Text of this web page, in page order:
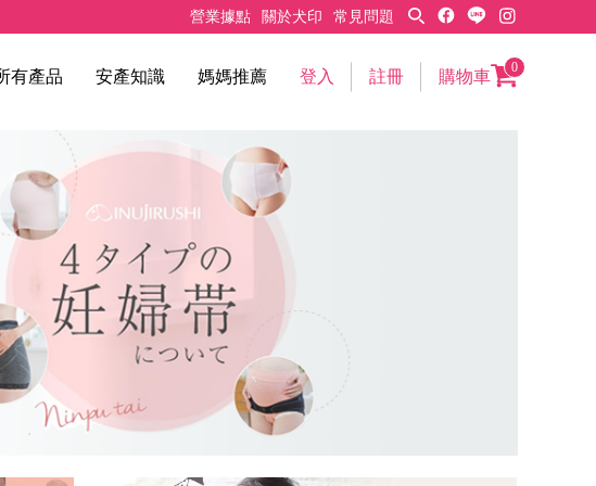
營業據點 關於犬印 常見問題
有產品 安產知識 媽媽推薦 登入 註冊 購物車
0